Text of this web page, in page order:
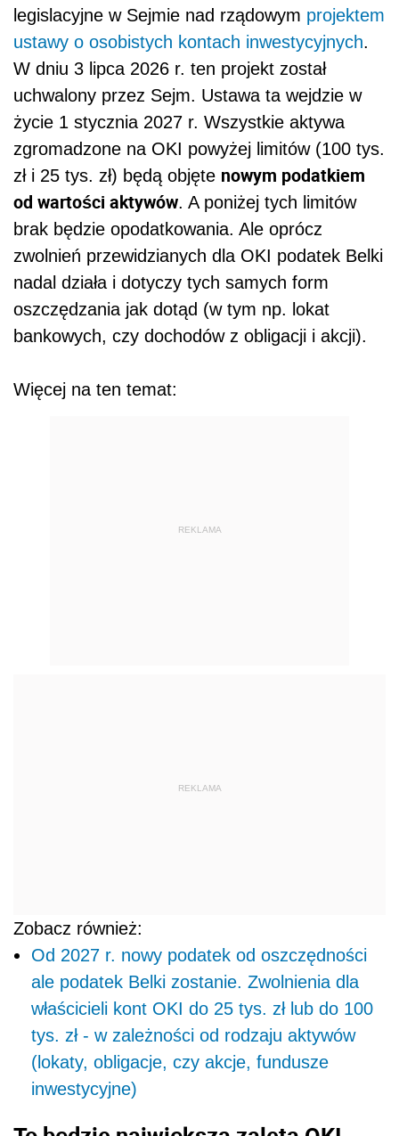
legislacyjne w Sejmie nad rządowym projektem
ustawy o osobistych kontach inwestycyjnych.
W dniu 3 lipca 2026 r. ten projekt został
uchwalony przez Sejm. Ustawa ta wejdzie w
życie 1 stycznia 2027 r. Wszystkie aktywa
zgromadzone na OKI powyżej limitów (100 tys.
zł i 25 tys. zł) będą objęte nowym podatkiem
od wartości aktywów. A poniżej tych limitów
brak będzie opodatkowania. Ale oprócz
zwolnień przewidzianych dla OKI podatek Belki
nadal działa i dotyczy tych samych form
oszczędzania jak dotąd (w tym np. lokat
bankowych, czy dochodów z obligacji i akcji).
Więcej na ten temat:
REKLAMA
REKLAMA
Zobacz również:
Od 2027 r. nowy podatek od oszczędności
ale podatek Belki zostanie. Zwolnienia dla
właścicieli kont OKI do 25 tys. zł lub do 100
tys. zł - w zależności od rodzaju aktywów
(lokaty, obligacje, czy akcje, fundusze
inwestycyjne)